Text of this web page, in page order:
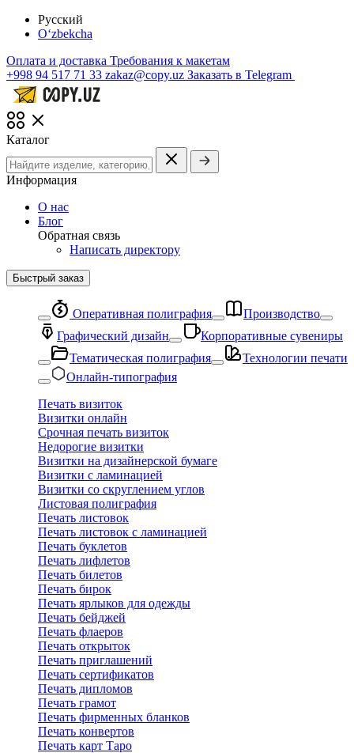
Русский
O‘zbekcha
Оплата и доставка Требования к макетам
+998 94 517 71 33 zakaz@copy.uz Заказать в Telegram
Каталог
Информация
О нас
Блог
Обратная связь
Написать директору
Быстрый заказ
Оперативная полиграфия
Производство
Графический дизайн
Корпоративные сувениры
Тематическая полиграфия
Технологии печати
Онлайн-типография
Печать визиток
Визитки онлайн
Срочная печать визиток
Недорогие визитки
Визитки на дизайнерской бумаге
Визитки с ламинацией
Визитки со скруглением углов
Листовая полиграфия
Печать листовок
Печать листовок с ламинацией
Печать буклетов
Печать лифлетов
Печать билетов
Печать бирок
Печать ярлыков для одежды
Печать бейджей
Печать флаеров
Печать открыток
Печать приглашений
Печать сертификатов
Печать дипломов
Печать грамот
Печать фирменных бланков
Печать конвертов
Печать карт Таро